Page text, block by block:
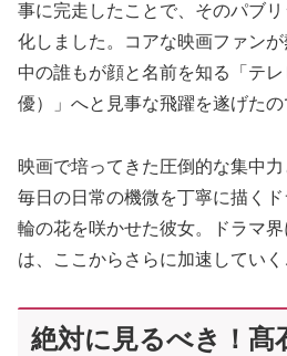
事に完走したことで、そのパブ
化しました。コアな映画ファン
中の誰もが顔と名前を知る「テ
優）」へと見事な飛躍を遂げたの
映画で培ってきた圧倒的な集中力
毎日の日常の機微を丁寧に描く
輪の花を咲かせた彼女。ドラマ
は、ここからさらに加速していく
絶対に見るべき！髙